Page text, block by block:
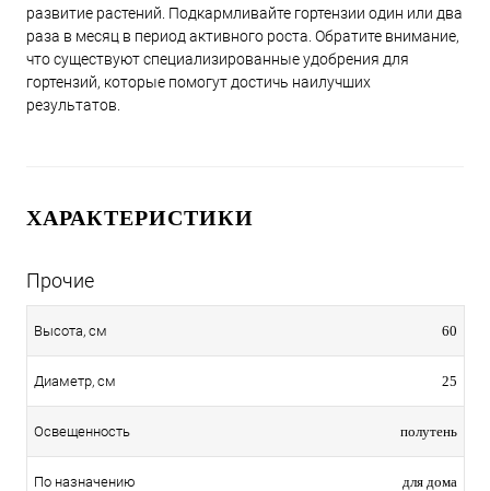
развитие растений. Подкармливайте гортензии один или два
раза в месяц в период активного роста. Обратите внимание,
что существуют специализированные удобрения для
гортензий, которые помогут достичь наилучших
результатов.
ХАРАКТЕРИСТИКИ
Прочие
Высота, см 60
Диаметр, см 25
Освещенность полутень
По назначению для дома